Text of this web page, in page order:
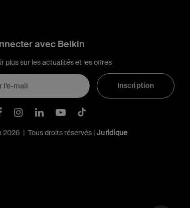
avec Belkin
plus sur les actualités et les offres
Inscription
Twitter
Belkin Facebook
Belkin Instagram
Belkin LinkedIn
Belkin Youtube
Belkin TikTok
2026 | Tous droits réservés |Juridique